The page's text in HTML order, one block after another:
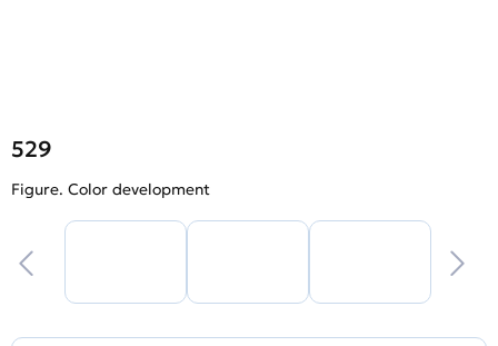
529
Figure. Color development